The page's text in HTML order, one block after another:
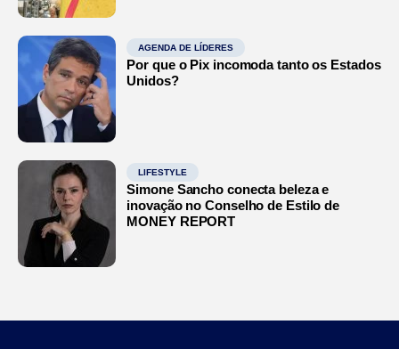
AGENDA DE LÍDERES
Por que o Pix incomoda tanto os Estados
Unidos?
LIFESTYLE
Simone Sancho conecta beleza e
inovação no Conselho de Estilo de
MONEY REPORT